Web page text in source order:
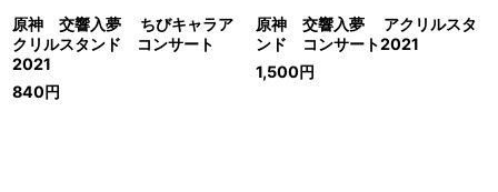
原神 交響入夢 ちびキャラア
クリルスタンド コンサート
2021
840円
原神 交響入夢 アクリルスタ
ンド コンサート2021
1,500円